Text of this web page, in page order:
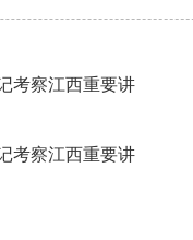
考察江西重要讲
考察江西重要讲